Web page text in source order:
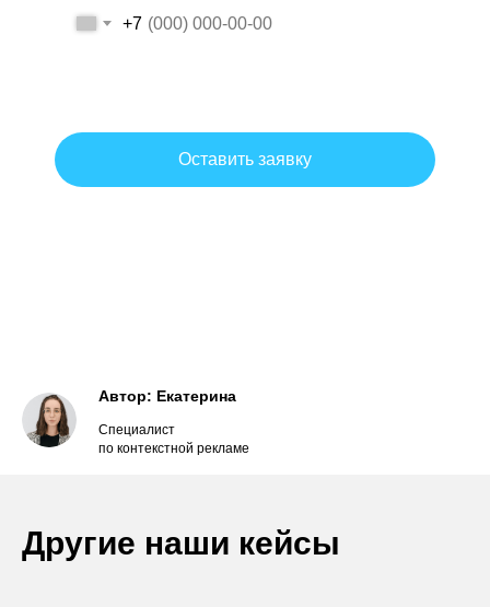
+7
Оставить заявку
Автор: Екатерина
Специалист
по контекстной рекламе
Другие наши кейсы